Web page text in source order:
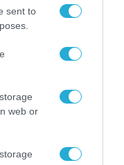
sent to
web or
F-35: «Δεν